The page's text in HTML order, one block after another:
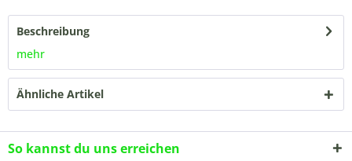
Beschreibung
mehr
Ähnliche Artikel
So kannst du uns erreichen